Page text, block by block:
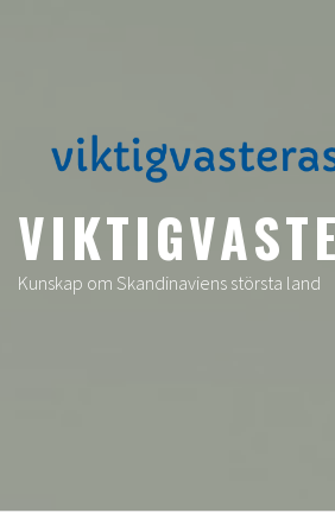
Kunskap om Skandinaviens största land